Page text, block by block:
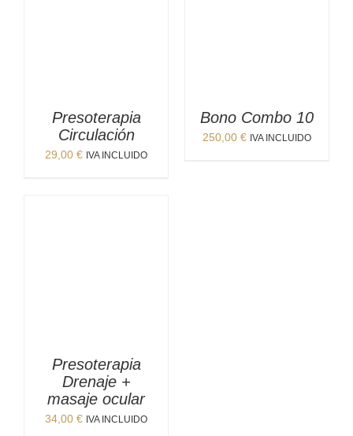
Presoterapia
Circulación
29,00 € IVA INCLUIDO
Bono Combo 10
250,00 € IVA INCLUIDO
Presoterapia
Drenaje +
masaje ocular
34,00 € IVA INCLUIDO